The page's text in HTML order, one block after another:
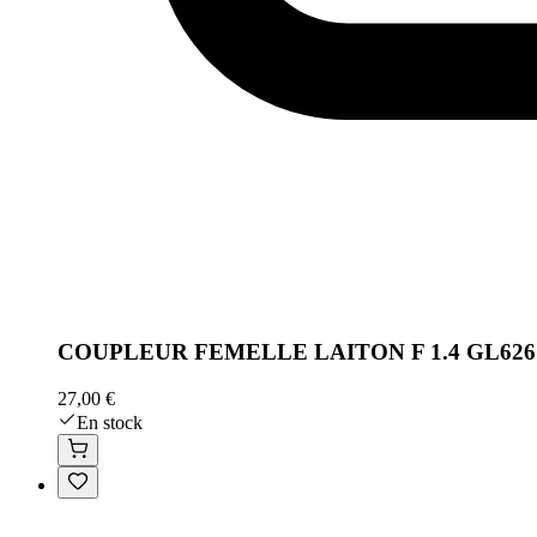
COUPLEUR FEMELLE LAITON F 1.4
27,00 €
En stock